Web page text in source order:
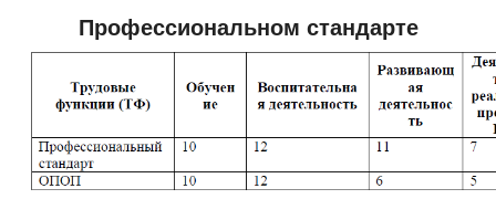
Профессиональном стандарте